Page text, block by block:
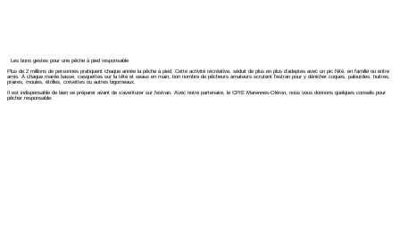
Les bons gestes pour une pêche à pied responsable
Plus de 2 millions de personnes pratiquent chaque année la pêche à pied. Cette activité récréative, séduit de plus en plus d’adeptes avec un pic l’été, en famille ou entre
amis. À chaque marée basse, casquettes sur la tête et seaux en main, bon nombre de pêcheurs amateurs scrutent l’estran pour y dénicher coques, palourdes, huitres,
praires, moules, étrilles, crevettes ou autres bigorneaux.
Il est indispensable de bien se préparer avant de s’aventurer sur l’estran. Avec notre partenaire, le CPIE Marennes-Oléron, nous vous donnons quelques conseils pour
pêcher responsable.